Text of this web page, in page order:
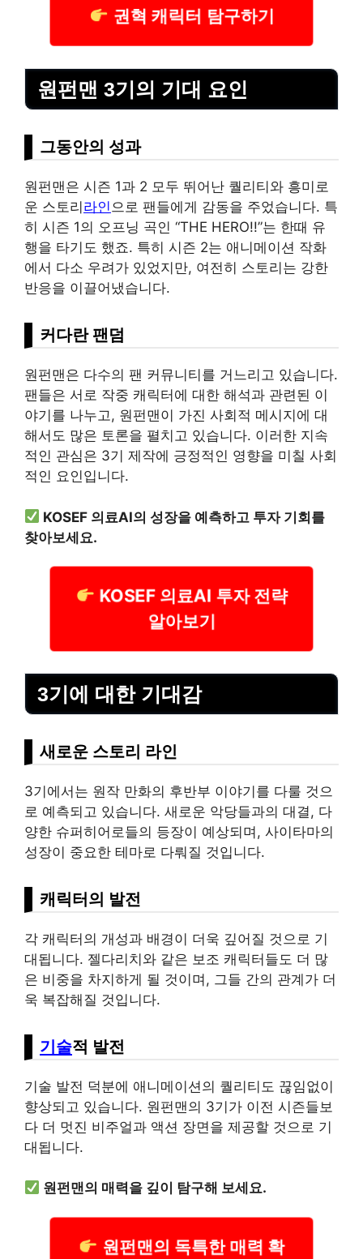
권혁 캐릭터 탐구하기
원펀맨 3기의 기대 요인
그동안의 성과
원펀맨은 시즌 1과 2 모두 뛰어난 퀄리티와 흥미로
운 스토리 라인으로 팬들에게 감동을 주었습니다. 특
히 시즌 1의 오프닝 곡인 “THE HERO!!”는 한때 유
행을 타기도 했죠. 특히 시즌 2는 애니메이션 작화
에서 다소 우려가 있었지만, 여전히 스토리는 강한
반응을 이끌어냈습니다.
커다란 팬덤
원펀맨은 다수의 팬 커뮤니티를 거느리고 있습니다.
팬들은 서로 작중 캐릭터에 대한 해석과 관련된 이
야기를 나누고, 원펀맨이 가진 사회적 메시지에 대
해서도 많은 토론을 펼치고 있습니다. 이러한 지속
적인 관심은 3기 제작에 긍정적인 영향을 미칠 사회
적인 요인입니다.
KOSEF 의료AI의 성장을 예측하고 투자 기회를
찾아보세요.
KOSEF 의료AI 투자 전략
알아보기
3기에 대한 기대감
새로운 스토리 라인
3기에서는 원작 만화의 후반부 이야기를 다룰 것으
로 예측되고 있습니다. 새로운 악당들과의 대결, 다
양한 슈퍼히어로들의 등장이 예상되며, 사이타마의
성장이 중요한 테마로 다뤄질 것입니다.
캐릭터의 발전
각 캐릭터의 개성과 배경이 더욱 깊어질 것으로 기
대됩니다. 젤다리치와 같은 보조 캐릭터들도 더 많
은 비중을 차지하게 될 것이며, 그들 간의 관계가 더
욱 복잡해질 것입니다.
기술적 발전
기술 발전 덕분에 애니메이션의 퀄리티도 끊임없이
향상되고 있습니다. 원펀맨의 3기가 이전 시즌들보
다 더 멋진 비주얼과 액션 장면을 제공할 것으로 기
대됩니다.
원펀맨의 매력을 깊이 탐구해 보세요.
원펀맨의 독특한 매력 확